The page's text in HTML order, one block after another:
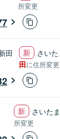
所変更
田 さい
田に住所変更
さいた
所変更